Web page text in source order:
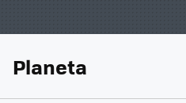
Planeta